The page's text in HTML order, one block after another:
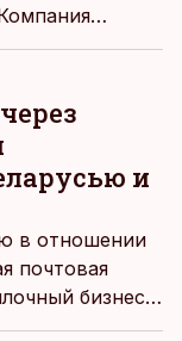
ящиков,
и
в отношении
почтовая
бизнес с
Как